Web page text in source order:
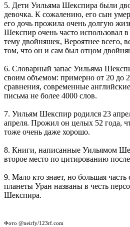
5. Дети Уильяма Шекспира были
девочка. К сожалению, его сын
его дочь прожила очень долгую
Шекспир очень часто использовал
тему двойняшек, Вероятнее всего,
том, что он и сам был отцом
6. Словарный запас Уильяма
своим объемом: примерно от 20 до
сравнения, современные
письма не более 4000 слов.
7. Уильям Шекспир родился 23
апреля. Прожил он целых 52 года,
тоже очень даже хорошо.
8. Книги, написанные Уильямом
второе место по цитированию
9. Мало кто знает, но большая часть
планеты Уран названы в честь
Шекспира.
Фото @neirfy/123rf.com